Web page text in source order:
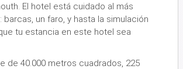
El hotel está cuidado al más
barcas, un faro, y hasta la simulación
tu estancia en este hotel sea
de 40.000 metros cuadrados, 225